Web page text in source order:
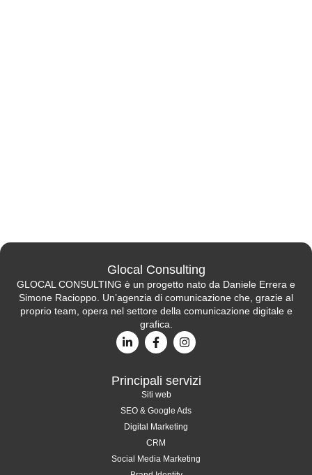
Glocal Consulting
GLOCAL CONSULTING è un progetto nato da Daniele Errera e
Simone Racioppo. Un’agenzia di comunicazione che, grazie al
proprio team, opera nel settore della comunicazione digitale e
grafica.
Principali servizi
Siti web
SEO & Google Ads
Digital Marketing
CRM
Social Media Marketing